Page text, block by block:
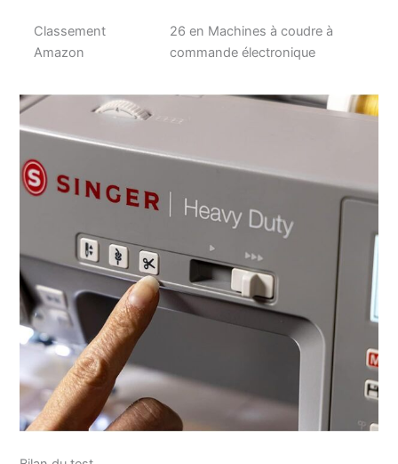
Classement
Amazon
26 en Machines à coudre à
commande électronique